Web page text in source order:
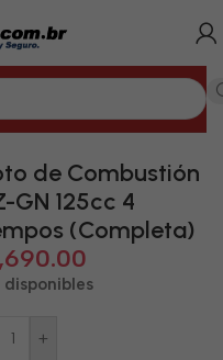
La Habana
de Combustión
GN 125cc 4
(Completa)
disponibles
+